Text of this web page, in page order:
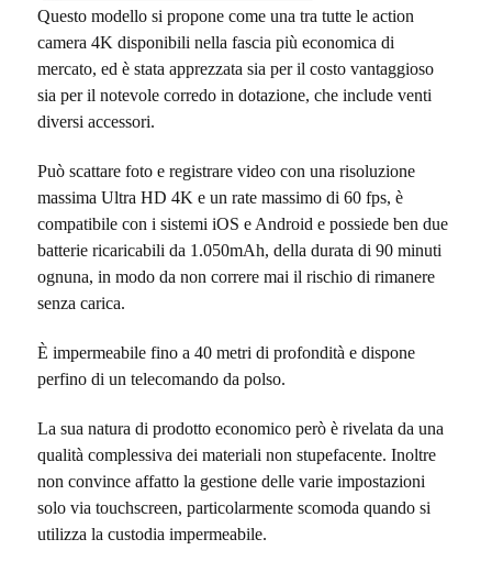
Questo modello si propone come una tra tutte le action
camera 4K disponibili nella fascia più economica di
mercato, ed è stata apprezzata sia per il costo vantaggioso
sia per il notevole corredo in dotazione, che include venti
diversi accessori.
Può scattare foto e registrare video con una risoluzione
massima Ultra HD 4K e un rate massimo di 60 fps, è
compatibile con i sistemi iOS e Android e possiede ben due
batterie ricaricabili da 1.050mAh, della durata di 90 minuti
ognuna, in modo da non correre mai il rischio di rimanere
senza carica.
È impermeabile fino a 40 metri di profondità e dispone
perfino di un telecomando da polso.
La sua natura di prodotto economico però è rivelata da una
qualità complessiva dei materiali non stupefacente. Inoltre
non convince affatto la gestione delle varie impostazioni
solo via touchscreen, particolarmente scomoda quando si
utilizza la custodia impermeabile.